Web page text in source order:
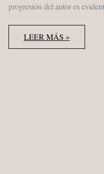
progresión del autor es
RAYMOND
CHANDLER
“ADIÓS,
LEER MÁS »